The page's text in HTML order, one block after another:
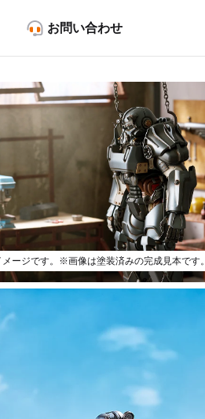
お問い合わせ
ージです。※画像は塗装済みの完成見本です。